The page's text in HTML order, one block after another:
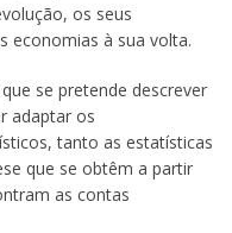
os seus
economias à sua volta.
se pretende descrever
adaptar os
tanto as estatísticas
que se obtêm a partir
as contas